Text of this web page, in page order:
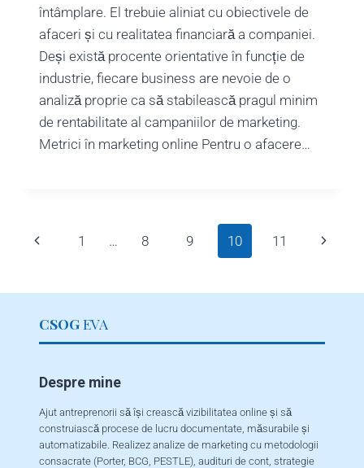
întâmplare. El trebuie aliniat cu obiectivele de
afaceri și cu realitatea financiară a companiei.
Deși există procente orientative în funcție de
industrie, fiecare business are nevoie de o
analiză proprie ca să stabilească pragul minim
de rentabilitate al campaniilor de marketing.
Metrici în marketing online Pentru o afacere…
Page
Previous1 … 8 9 10 11
Next
CSOGEVA
Despre mine
Ajut antreprenorii să își crească vizibilitatea online și să
construiască procese de lucru documentate, măsurabile și
automatizabile. Realizez analize de marketing cu metodologii
consacrate (Porter, BCG, PESTLE), audituri de cont, strategie